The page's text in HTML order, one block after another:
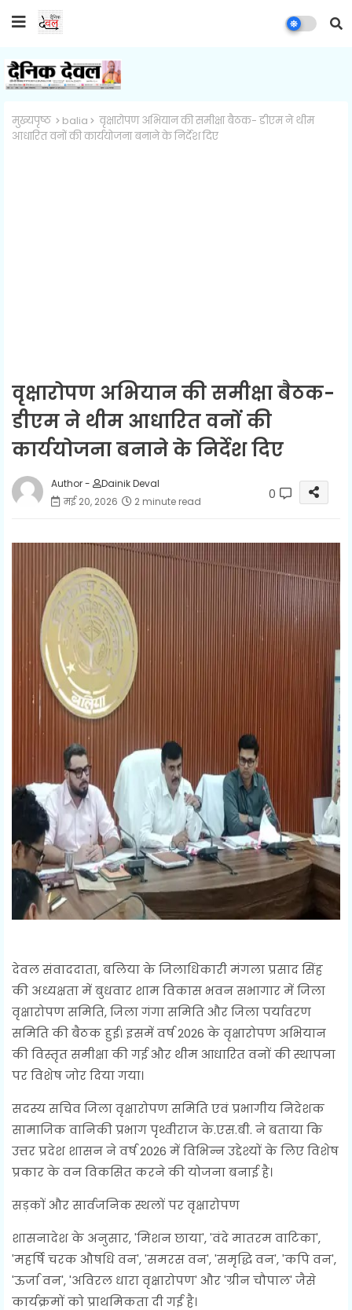
मुख्यपृष्ठ balia
वृक्षारोपण अभियान की समीक्षा बैठक- डीएम ने थीम
आधारित वनों की कार्ययोजना बनाने के निर्देश दिए
वृक्षारोपण अभियान की समीक्षा बैठक-
डीएम ने थीम आधारित वनों की
कार्ययोजना बनाने के निर्देश दिए
Author -
Dainik Deval
मई 20, 2026
2 minute read 0
देवल संवाददाता, बलिया के जिलाधिकारी मंगला प्रसाद सिंह
की अध्यक्षता में बुधवार शाम विकास भवन सभागार में जिला
वृक्षारोपण समिति, जिला गंगा समिति और जिला पर्यावरण
समिति की बैठक हुई। इसमें वर्ष 2026 के वृक्षारोपण अभियान
की विस्तृत समीक्षा की गई और थीम आधारित वनों की स्थापना
पर विशेष जोर दिया गया।
सदस्य सचिव जिला वृक्षारोपण समिति एवं प्रभागीय निदेशक
सामाजिक वानिकी प्रभाग पृथ्वीराज के.एस.बी. ने बताया कि
उत्तर प्रदेश शासन ने वर्ष 2026 में विभिन्न उद्देश्यों के लिए विशेष
प्रकार के वन विकसित करने की योजना बनाई है।
सड़कों और सार्वजनिक स्थलों पर वृक्षारोपण
शासनादेश के अनुसार, 'मिशन छाया', 'वंदे मातरम वाटिका',
'महर्षि चरक औषधि वन', 'समरस वन', 'समृद्धि वन', 'कपि वन',
'ऊर्जा वन', 'अविरल धारा वृक्षारोपण' और 'ग्रीन चौपाल' जैसे
कार्यक्रमों को प्राथमिकता दी गई है।